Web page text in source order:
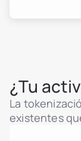
¿Tu
La
existentes